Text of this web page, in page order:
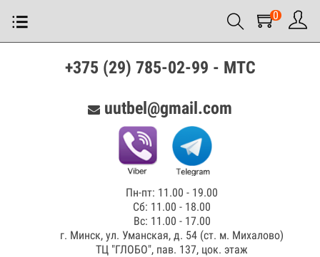
0
+375 (29) 785-02-99 - МТС
uutbel@gmail.com
Пн-пт: 11.00 - 19.00
Сб: 11.00 - 18.00
Вс: 11.00 - 17.00
г. Минск, ул. Уманская, д. 54 (ст. м. Михалово)
ТЦ "ГЛОБО", пав. 137, цок. этаж